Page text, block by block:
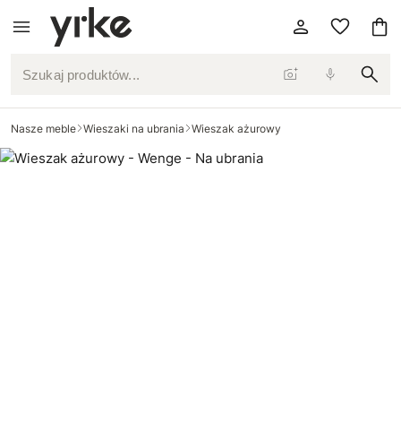
Szukaj produktów...
Nasze meble Wieszaki na ubrania Wieszak ażurowy